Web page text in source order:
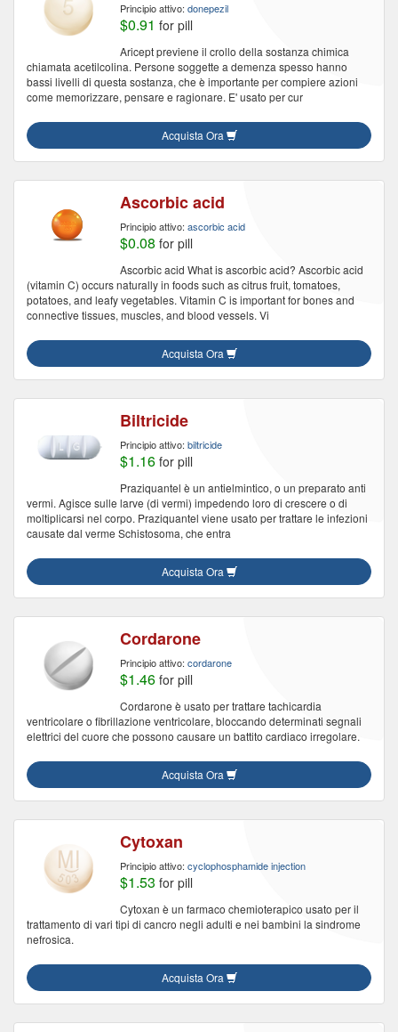
Principio attivo: donepezil
$0.91 for pill
Aricept previene il crollo della sostanza chimica
chiamata acetilcolina. Persone soggette a demenza spesso hanno
bassi livelli di questa sostanza, che è importante per compiere azioni
come memorizzare, pensare e ragionare. E' usato per cur
Acquista Ora
Ascorbic acid
Principio attivo: ascorbic acid
$0.08 for pill
Ascorbic acid What is ascorbic acid? Ascorbic acid
(vitamin C) occurs naturally in foods such as citrus fruit, tomatoes,
potatoes, and leafy vegetables. Vitamin C is important for bones and
connective tissues, muscles, and blood vessels. Vi
Acquista Ora
Biltricide
Principio attivo: biltricide
$1.16 for pill
Praziquantel è un antielmintico, o un preparato anti
vermi. Agisce sulle larve (di vermi) impedendo loro di crescere o di
moltiplicarsi nel corpo. Praziquantel viene usato per trattare le infezioni
causate dal verme Schistosoma, che entra
Acquista Ora
Cordarone
Principio attivo: cordarone
$1.46 for pill
Cordarone è usato per trattare tachicardia
ventricolare o fibrillazione ventricolare, bloccando determinati segnali
elettrici del cuore che possono causare un battito cardiaco irregolare.
Acquista Ora
Cytoxan
Principio attivo: cyclophosphamide injection
$1.53 for pill
Cytoxan è un farmaco chemioterapico usato per il
trattamento di vari tipi di cancro negli adulti e nei bambini la sindrome
nefrosica.
Acquista Ora